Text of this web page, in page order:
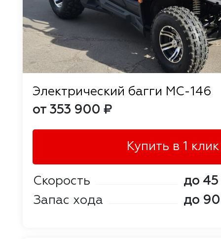
Электрический багги MC-146
от 353 900 ₽
Купить в 1 клик
Скорость
до 45
Запас хода
до